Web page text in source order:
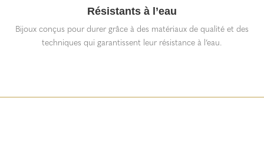
Résistants à l’eau
Bijoux conçus pour durer grâce à des matériaux de qualité et des
techniques qui garantissent leur résistance à l’eau.